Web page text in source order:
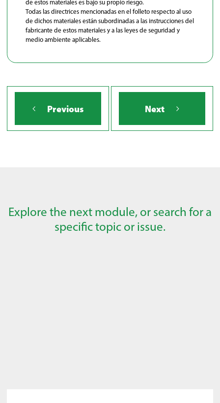
de estos materiales es bajo su propio riesgo.
Todas las directrices mencionadas en el folleto respecto al uso
de dichos materiales están subordinadas a las instrucciones del
fabricante de estos materiales y a las leyes de seguridad y
medio ambiente aplicables.
Previous Next
Explore the next module, or search for a
specific topic or issue.